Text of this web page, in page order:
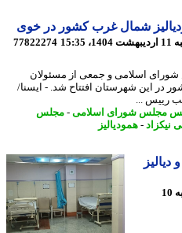
شمال غرب کشور در خوی
77822274
اسلامی و جمعی از مسئولان
این شهرستان افتتاح شد. - ایسنا/
...
شورای اسلامی-مجلس
- همودیالیز
10